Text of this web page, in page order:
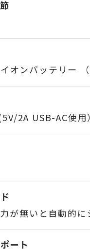
オンバッテリー
2A USB-AC使用
が無いと自動的に
ート